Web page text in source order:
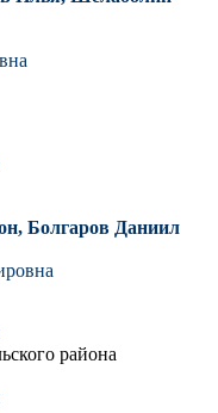
Болгаров Даниил
района